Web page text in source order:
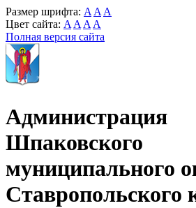
Размер шрифта: A A A
Цвет сайта: A A A A
Полная версия сайта
Администрация
Шпаковского
муниципального
Ставропольского